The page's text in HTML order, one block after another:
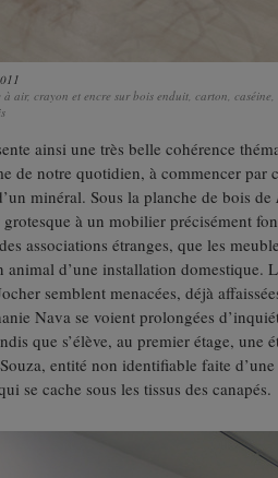
à air, crayon et encre sur bois enduit, carton,
ainsi une très belle cohérence
de notre quotidien, à commencer par
minéral. Sous la planche de bois de
grotesque à un mobilier précisément
associations étranges, que les
animal d’une installation domestique.
semblent menacées, déjà
Nava se voient prolongées
que s’élève, au premier étage, une
entité non identifiable faite
se cache sous les tissus des canapés.